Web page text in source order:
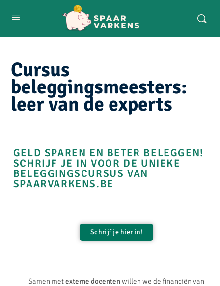
Cursus
beleggingsmeesters:
leer van de experts
GELD SPAREN EN BETER BELEGGEN!
SCHRIJF JE IN VOOR DE UNIEKE
BELEGGINGSCURSUS VAN
SPAARVARKENS.BE​
Schrijf je hier in!
Samen metexterne docentenwillen we de financiën van